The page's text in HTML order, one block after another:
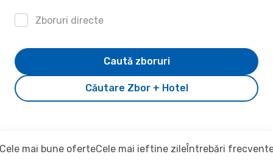
Zboruri directe
Căutare Zbor + Hotel
Caută zboruri
mai bune oferteCele mai ieftine zileÎntrebări